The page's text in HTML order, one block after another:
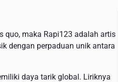
quo, maka Rapi123 adalah artis
dengan perpaduan unik antara
daya tarik global. Liriknya